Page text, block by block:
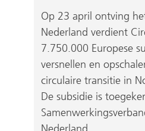
Op 23 april ontving
Nederland verdient
7.750.000 Europese
versnellen en
circulaire transitie in
De subsidie is